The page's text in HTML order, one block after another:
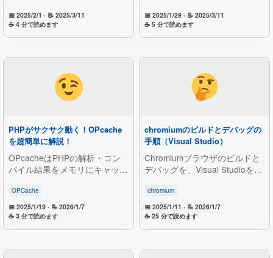
める方法を解説します。基本的
な使い方から実用例、長さが異
なる場合の対策まで、初心者に
📅 2025/2/1 · 📝 2025/3/11
☕ 4 分で読めます
上させることができます。ま
た、IDEの補完機能を強化した
り、静的解析ツール
ることが可能になります。
📅 2025/1/29 · 📝 2025/3/11
☕ 5 分で読めます
PHPがサクサク動く！OPcache
を超簡単に解説！
OPcacheはPHPの解析・コン
パイル結果をメモリにキャッシ
インストール確認と有効化手順
を紹介し、WordPressなど多く
のサイトでの効果やDockerで
試す方法へのリンクも案内。高
説。
OPCache
📅 2025/1/19 · 📝 2026/1/7
☕ 3 分で読めます
chromiumのビルドとデバッグの
手順（Visual Studio）
Chromiumブラウザのビルドと
デバッグを、Visual Studioを使
す。公式手順をもとに、セット
アップから依存ツールのインス
トール、ARM64ビルド対応ま
で、初心者にも分かりやすく詳
chromium
📅 2025/1/11 · 📝 2026/1/7
☕ 25 分で読めます